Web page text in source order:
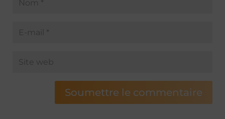
Soumettre le commentaire